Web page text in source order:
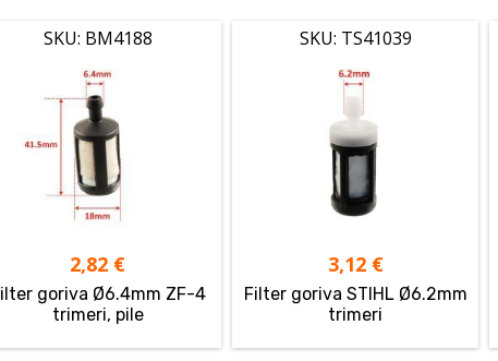
SKU: BM4188
2,82 €
goriva Ø6.4mm ZF-4
trimeri, pile
SKU: TS41039
3,12 €
Filter goriva STIHL Ø6.2mm
trimeri